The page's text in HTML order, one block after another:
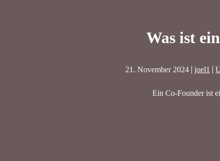
Was ist
21. November 2024 joel1
Ein Co-Founder ist